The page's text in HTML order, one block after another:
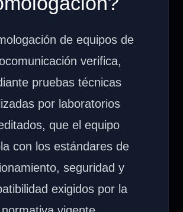
de equipos de
verifica,
pruebas técnicas
por laboratorios
que el equipo
con los estándares de
seguridad y
exigidos por la